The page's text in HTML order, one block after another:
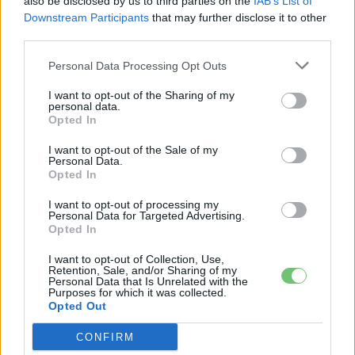
Downstream Participants that may further disclose it to other
Personal Data Processing Opt Outs
I want to opt-out of the Sharing of my
personal data.
Opted In
I want to opt-out of the Sale of my
Personal Data.
Opted In
I want to opt-out of processing my
Personal Data for Targeted Advertising.
Opted In
I want to opt-out of Collection, Use,
Retention, Sale, and/or Sharing of my
Personal Data that Is Unrelated with the
Purposes for which it was collected.
Opted Out
CONFIRM
KAPCSOLÓDÓ CIKKEK TÖBB A SZERZŐTŐL
Elektromos
Kína szigorú határt szabott: legfeljebb
5% lehet a hiba az elektromos autók
A Leapmotor átlépte a 100 ezres
Elektromos
ezzel indulhat harcba a Xpeng új
szabadidő-autója Európában